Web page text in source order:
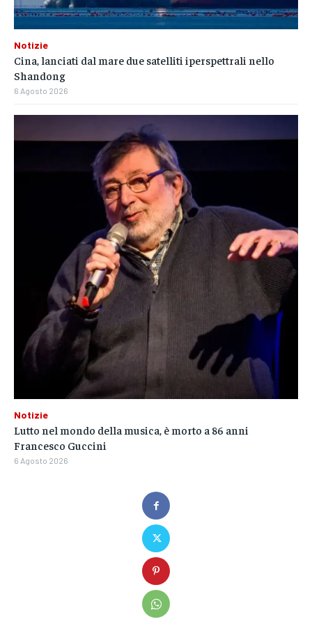
Notizie
Cina, lanciati dal mare due satelliti iperspettrali nello
Shandong
6 Agosto 2026
Notizie
Lutto nel mondo della musica, è morto a 86 anni
Francesco Guccini
6 Agosto 2026